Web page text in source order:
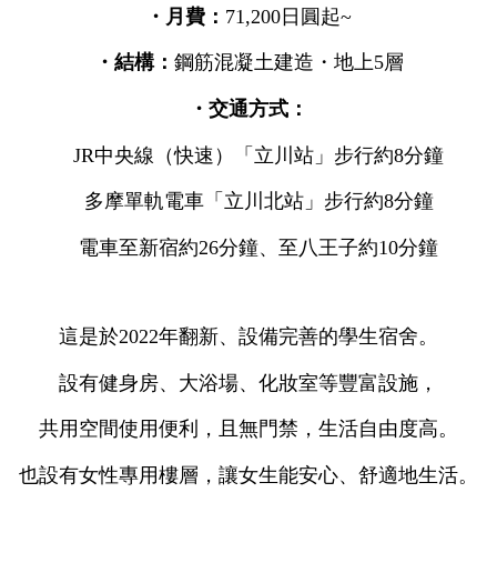
・月費： 71,200日圓起~
・結構： 鋼筋混凝土建造・地上5層
・交通方式：
JR中央線（快速）「立川站」步行約8分鐘
多摩單軌電車「立川北站」步行約8分鐘
電車至新宿約26分鐘、至八王子約10分鐘
這是於2022年翻新、設備完善的學生宿舍。
設有健身房、大浴場、化妝室等豐富設施，
共用空間使用便利，且無門禁，生活自由度高。
也設有女性專用樓層，讓女生能安心、舒適地生活。